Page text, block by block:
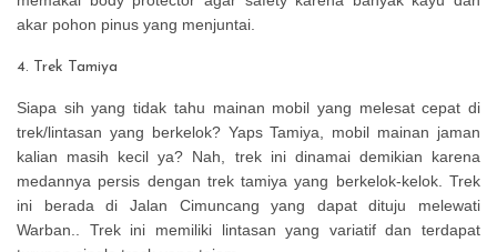
akar pohon pinus yang menjuntai.
4. Trek Tamiya
Siapa sih yang tidak tahu mainan mobil yang melesat cepat di
trek/lintasan yang berkelok? Yaps Tamiya, mobil mainan jaman
kalian masih kecil ya? Nah, trek ini dinamai demikian karena
medannya persis dengan trek tamiya yang berkelok-kelok. Trek
ini berada di Jalan Cimuncang yang dapat dituju melewati
Warban.. Trek ini memiliki lintasan yang variatif dan terdapat